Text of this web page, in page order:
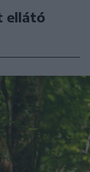
ellátó